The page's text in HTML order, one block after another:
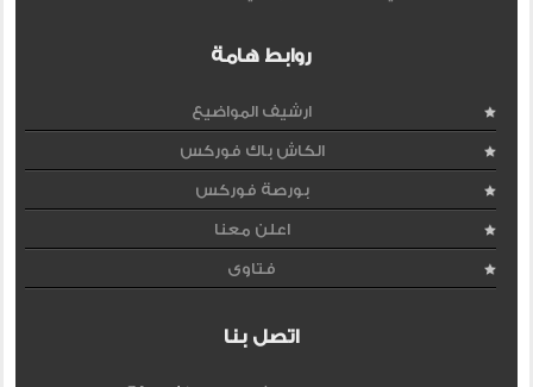
روابط هامة
ارشيف المواضيع
الكاش باك فوركس
بورصة فوركس
اعلن معنا
فتاوى
اتصل بنا